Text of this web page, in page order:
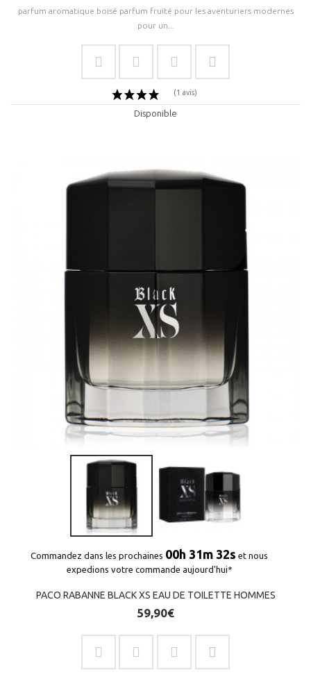
parfum aromatique boisé parfum fruité pour les aventuriers modernes
pour un...
Disponible
Commandez dans les prochaines 00h 31m 32s et nous
expedions votre commande aujourd'hui*
PACO RABANNE BLACK XS EAU DE TOILETTE HOMMES
59,90€